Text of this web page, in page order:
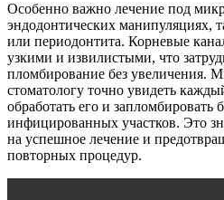
Особенно важно лечение под
эндодонтических манипуляциях,
или периодонтита. Корневые
узкими и извилистыми, что
пломбирование без увеличения.
стоматологу точно увидеть
обработать его и запломбировать
инфицированных участков. Это
на успешное лечение и
повторных процедур.